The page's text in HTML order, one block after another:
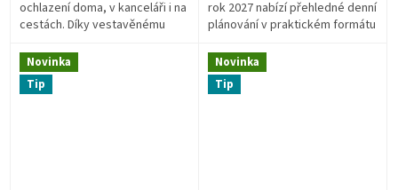
ochlazení doma, v kanceláři i na
cestách. Díky vestavěnému
umožňuje až 8 hodin
bezdrátového provozu a lze...
rok 2027 nabízí přehledné denní
plánování v praktickém formátu
organizaci. Matně laminované...
Novinka
Tip
Novinka
Tip